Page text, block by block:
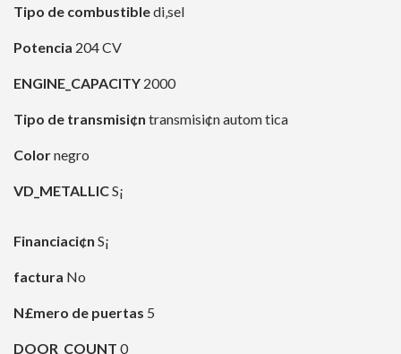
Tipo de combustibledi‚sel
Potencia 204 CV
ENGINE_CAPACITY 2000
Tipo de transmisi¢n transmisi¢n autom tica
Colornegro
VD_METALLICS¡
Financiaci¢n S¡
factura No
N£mero de puertas 5
DOOR_COUNT 0